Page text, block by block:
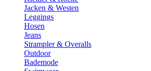
Jacken & Westen
Leggings
Hosen
Jeans
Strampler & Overalls
Outdoor
Bademode